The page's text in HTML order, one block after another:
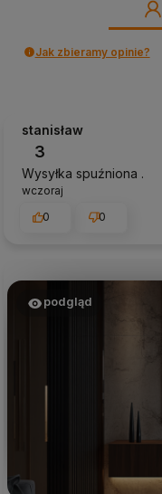
Jak zbieramy opinie?
stanisław
3
Wysyłka spuźniona .
wczoraj
0
0
podgląd